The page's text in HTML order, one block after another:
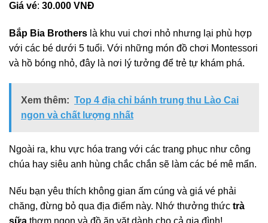
Giá vé: 30.000 VNĐ
Bắp Bia Brothers là khu vui chơi nhỏ nhưng lại phù hợp
với các bé dưới 5 tuổi. Với những món đồ chơi Montessori
và hồ bóng nhỏ, đây là nơi lý tưởng để trẻ tự khám phá.
Xem thêm: Top 4 địa chỉ bánh trung thu Lào Cai
ngon và chất lượng nhất
Ngoài ra, khu vực hóa trang với các trang phục như công
chúa hay siêu anh hùng chắc chắn sẽ làm các bé mê mẩn.
Nếu bạn yêu thích không gian ấm cúng và giá vé phải
chăng, đừng bỏ qua địa điểm này. Nhớ thưởng thức trà